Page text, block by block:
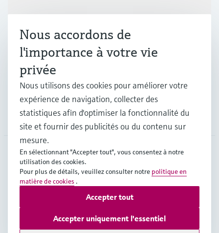
Industries
Support
Société
CHE•Français
Copyright © Endress+Hauser Group Services AG
Mentions légales
Conditions d'utilisation
Protection des données
Legal & Conditions generales
Nous accordons de
l'importance à votre vie
privée
Nous utilisons des cookies pour améliorer votre
expérience de navigation, collecter des
statistiques afin d'optimiser la fonctionnalité du
site et fournir des publicités ou du contenu sur
mesure.
En sélectionnant "Accepter tout", vous consentez à notre
utilisation des cookies.
Pour plus de détails, veuillez consulter notre politique en
matière de cookies .
Accepter uniquement l'essentiel
Accepter tout